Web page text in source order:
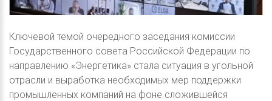
Ключевой темой очередного заседания комиссии
Государственного совета Российской Федерации по
направлению «Энергетика» стала ситуация в угольной
отрасли и выработка необходимых мер поддержки
промышленных компаний на фоне сложившейся